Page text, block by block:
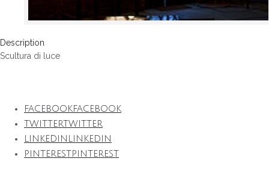
Description
Scultura di luce
FACEBOOKFACEBOOK
TWITTERTWITTER
LINKEDIN
LINKEDIN
PINTERESTPINTEREST